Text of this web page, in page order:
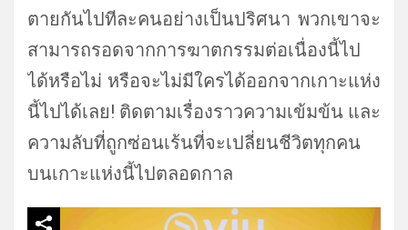
ตายกันไปทีละคนอย่างเป็นปริศนา พวกเขาจะ
สามารถรอดจากการฆาตกรรมต่อเนื่องนี้ไป
ได้หรือไม่ หรือจะไม่มีใครได้ออกจากเกาะแห่ง
นี้ไปได้เลย! ติดตามเรื่องราวความเข้มข้น และ
ความลับที่ถูกซ่อนเร้นที่จะเปลี่ยนชีวิตทุกคน
บนเกาะแห่งนี้ไปตลอดกาล